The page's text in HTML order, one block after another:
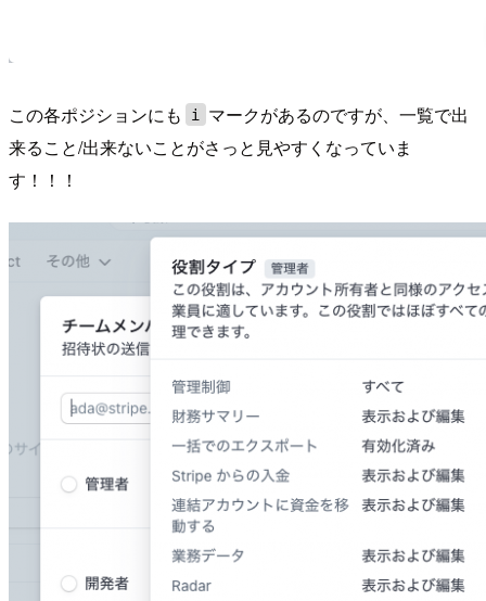
この各ポジションにも i
マークがあるのですが、一覧で出
来ること/出来ないことがさっと見やすくなっていま
す！！！